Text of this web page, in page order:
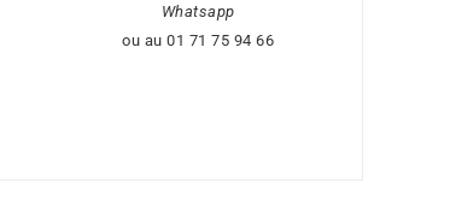
Whatsapp
ou au 01 71 75 94 66